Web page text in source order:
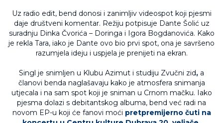
Uz radio edit, bend donosi i zanimljiv videospot koji pjesmi
daje društveni komentar. Režiju potpisuje Dante Šolić uz
suradnju Dinka Čvorića – Doringa i Igora Bogdanovića. Kako
je rekla Tara, iako je Dante ovo bio prvi spot, ona je savršeno
razumjela ideju i uspjela je prenijeti na ekran.
Singl je snimljen u Klubu Azimut i studiju Zvučni zid, a
članovi benda naglašavaju kako je atmosfera snimanja
utjecala i na sam spot koji je sniman u Crnom mačku. Iako
pjesma dolazi s debitantskog albuma, bend već radi na
novom EP-u koji će fanovi moći pretpremijerno čuti na